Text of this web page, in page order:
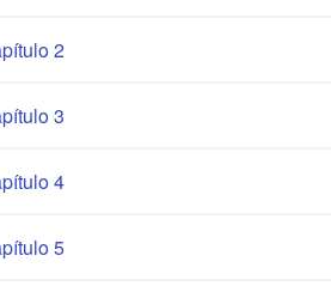
2
3
4
5